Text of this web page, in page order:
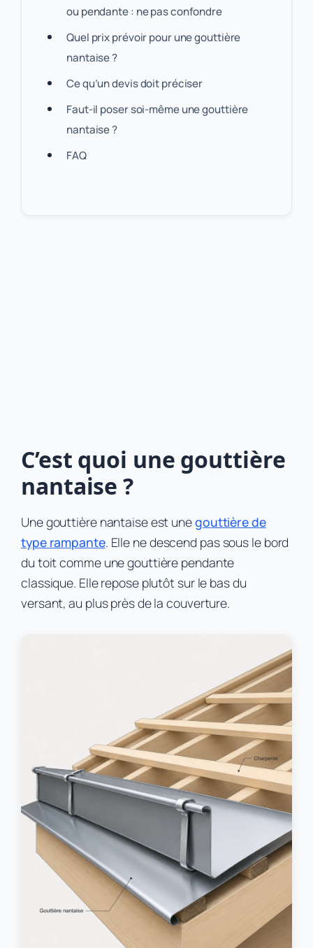
ou pendante : ne pas confondre
Quel prix prévoir pour une gouttière
nantaise ?
Ce qu’un devis doit préciser
Faut-il poser soi-même une gouttière
nantaise ?
FAQ
C’est quoi une gouttière
nantaise ?
Une gouttière nantaise est unegouttière de
type rampante. Elle ne descend pas sous le bord
du toit comme une gouttière pendante
classique. Elle repose plutôt sur le bas du
versant, au plus près de la couverture.